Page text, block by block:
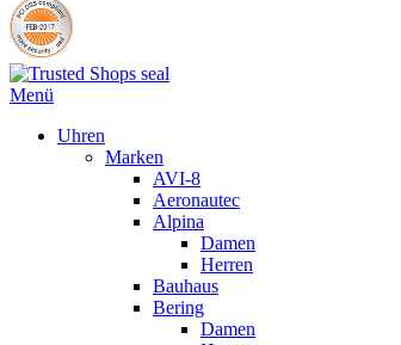
Menü
Uhren
Marken
AVI-8
Aeronautec
Alpina
Damen
Herren
Bauhaus
Bering
Damen